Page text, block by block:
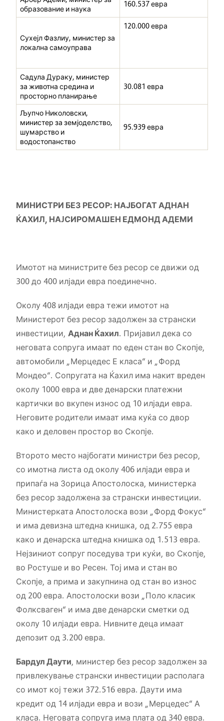
образование и наука
160.537 евра
Сухејл Фазлиу, министер за
локална самоуправа
120.000 евра
Садула Дураку, министер
за животна средина и
просторно планирање
30.081 евра
Љупчо Николовски,
министер за земјоделство,
шумарство и
водостопанство
95.939 евра
МИНИСТРИ БЕЗ РЕСОР: НАЈБОГАТ АДНАН
ЌАХИЛ, НАJСИРОМАШЕН ЕДМОНД АДЕМИ
Имотот на министрите без ресор се движи од
300 до 400 илјади евра поединечно.
Околу 408 илјади евра тежи имотот на
Министерот без ресор задолжен за странски
инвестиции, Аднан Ќахил. Пријавил дека со
неговата сопруга имаат по еден стан во Скопје,
автомобили „Мерцедес Е класа“ и „Форд
Мондео“. Сопругата на Ќахил има накит вреден
околу 1000 евра и две денарски платежни
картички во вкупен износ од 10 илјади евра.
Неговите родители имаат има куќа со двор
како и деловен простор во Скопје.
Второто место најбогати министри без ресор,
со имотна листа од околу 406 илјади евра и
припаѓа на Зорица Апостолоска, министеркa
без ресор задолжена за странски инвестиции.
Министерката Апостолоска вози „Форд Фокус“
и има девизна штедна книшкa, од 2.755 евра
како и денарска штедна книшка од 1.513 евра.
Нејзиниот сопруг поседува три куќи, во Скопје,
во Ростуше и во Ресен. Тој има и стан во
Скопје, а прима и закупнина од стан во износ
од 200 евра. Апостолоски вози „Поло класик
Фолксваген“ и има две денарски сметки од
околу 10 илјади евра. Нивните деца имаат
депозит од 3.200 евра.
Бардул Даути, министер без ресор задолжен за
привлекување странски инвестиции располага
со имот кој тежи 372.516 евра. Даути има
кредит од 14 илјади евра и вози „Мерцедес“ А
класа. Неговата сопруга има плата од 340 евра.